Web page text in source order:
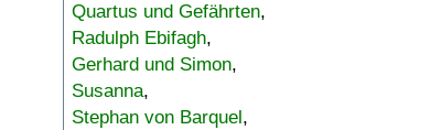
Quartus und Gefährten,
Radulph Ebifagh,
Gerhard und Simon,
Susanna,
Stephan von Barquel,